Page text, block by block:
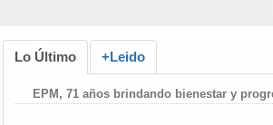
Lo Último +Leido
EPM, 71 años brindando bienestar y